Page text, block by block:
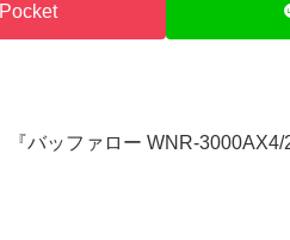
Pocket
『バッファロー WNR-